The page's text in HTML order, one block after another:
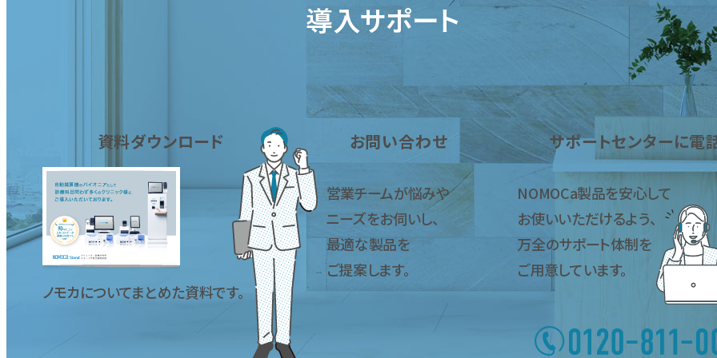
導入サポート
資料ダウンロード
ノモカについてまとめた資料です。
お問い合わせ
営業チームが悩みや
ニーズをお伺いし、
最適な製品を
ご提案します。
サポートセンターに電
NOMOCa製品を安心して
お使いいただけるよう、
万全のサポート体制を
ご用意しています。